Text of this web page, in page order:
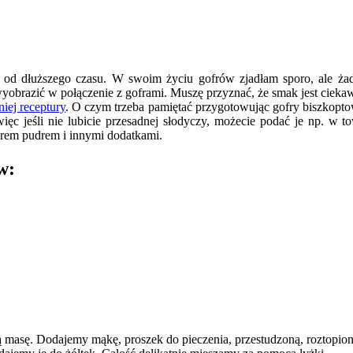
od dłuższego czasu. W swoim życiu gofrów zjadłam sporo, ale
w połączenie z goframi. Muszę przyznać, że smak jest
receptury. O czym trzeba pamiętać przygotowując gofry
jeśli nie lubicie przesadnej słodyczy, możecie podać je np. w
pudrem i innymi dodatkami.
Dodajemy mąkę, proszek do pieczenia, przestudzoną,